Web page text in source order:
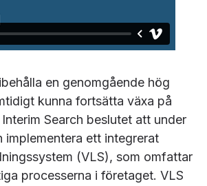
en genomgående hög
kunna fortsätta växa på
Search beslutet att under
implementera ett integrerat
(VLS), som omfattar
processerna i företaget. VLS